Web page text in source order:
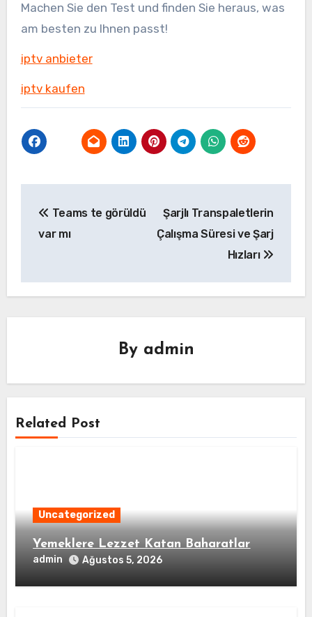
Machen Sie den Test und finden Sie heraus, was
am besten zu Ihnen passt!
iptv anbieter
iptv kaufen
gezinmesi
Teams te görüldü
var mı
Şarjlı Transpaletlerin
Çalışma Süresi ve Şarj
Hızları
By admin
Related Post
Uncategorized
Yemeklere Lezzet Katan Baharatlar
admin Ağustos 5, 2026